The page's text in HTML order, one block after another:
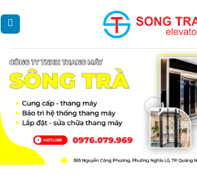
content